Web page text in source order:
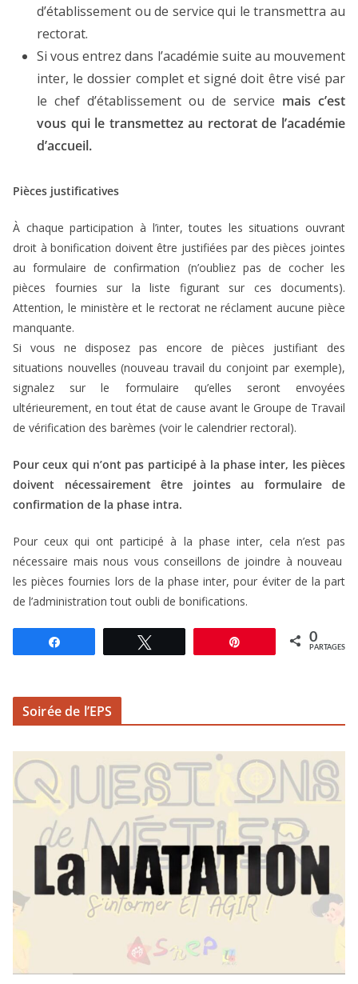
d’établissement ou de service qui le transmettra au
rectorat.
Si vous entrez dans l’académie suite au mouvement
inter, le dossier complet et signé doit être visé par
le chef d’établissement ou de service mais c’est
vous qui le transmettez au rectorat de l’académie
d’accueil.
Pièces justificatives
À chaque participation à l’inter, toutes les situations ouvrant
droit à bonification doivent être justifiées par des pièces jointes
au formulaire de confirmation (n’oubliez pas de cocher les
pièces fournies sur la liste figurant sur ces documents).
Attention, le ministère et le rectorat ne réclament aucune pièce
manquante.
Si vous ne disposez pas encore de pièces justifiant des
situations nouvelles (nouveau travail du conjoint par exemple),
signalez sur le formulaire qu’elles seront envoyées
ultérieurement, en tout état de cause avant le Groupe de Travail
de vérification des barèmes (voir le calendrier rectoral).
Pour ceux qui n’ont pas participé à la phase inter, les pièces
doivent nécessairement être jointes au formulaire de
confirmation de la phase intra.
Pour ceux qui ont participé à la phase inter, cela n’est pas
nécessaire mais nous vous conseillons de joindre à nouveau
les pièces fournies lors de la phase inter, pour éviter de la part
de l’administration tout oubli de bonifications.
0
PARTAGES
Soirée de l’EPS